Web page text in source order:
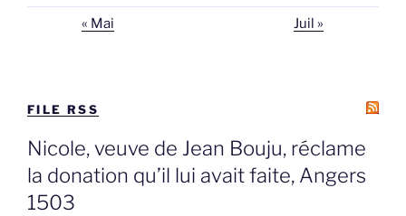
« Mai Juil »
FILE RSS
Nicole, veuve de Jean Bouju, réclame
la donation qu’il lui avait faite, Angers
1503